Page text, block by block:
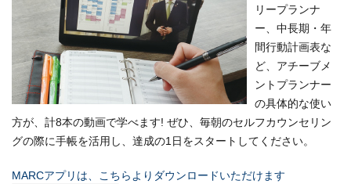
リープランナ
ー、中長期・年
間行動計画表な
ど、アチーブメ
ントプランナー
の具体的な使い
方が、計8本の動画で学べます! ぜひ、毎朝のセルフカウンセリン
グの際に手帳を活用し、達成の1日をスタートしてください。
MARCアプリは、こちらよりダウンロードいただけます